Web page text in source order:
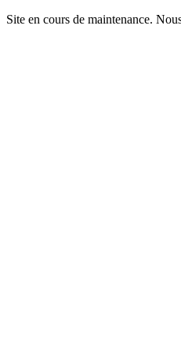
Site en cours de maintenance.